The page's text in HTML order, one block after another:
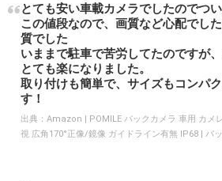
とても安い車載カメラでしたのでつ
この値段なので、画質など心配でし
質でした
いままで駐車で苦労してたのですが
とても楽になりました。
取り付けも簡単で、サイズもコンパ
す！
出典： Amazon | POMILE バックカメラ 車用 カメ
視 広角170°正像/鏡像 ガイドライン有無 IP68 | バ